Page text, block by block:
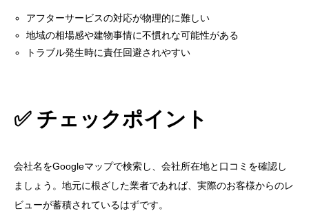
アフターサービスの対応が物理的に難しい
地域の相場感や建物事情に不慣れな可能性がある
トラブル発生時に責任回避されやすい
✅ チェックポイント
会社名をGoogleマップで検索し、会社所在地と口コミを確認し
ましょう。地元に根ざした業者であれば、実際のお客様からのレ
ビューが蓄積されているはずです。